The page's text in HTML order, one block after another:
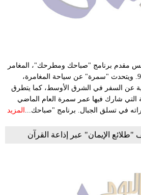
إعلام
تعليم
مرأة
مقدم برنامج "صباحك ومطرحك"، المغامر
عمر سمرة، على راديو 9090. ويتحدث "سمرة" عن سياحة المغامرة،
عن السفر في الشرق الأوسط، كما يتطرق
التي شارك فيها عمر سمرة العام الماضي
في تسلق الجبال. برنامج "صباحك... المزيد
الإيمان" عبر إذاعة القرآن